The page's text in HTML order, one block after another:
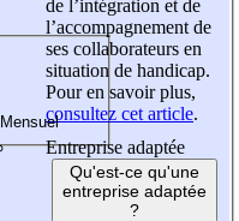
de l’intégration et de
l’accompagnement de
ses collaborateurs en
situation de handicap.
Pour en savoir plus,
consultez cet article.
Entreprise adaptée
Qu'est-ce qu'une
entreprise adaptée
?